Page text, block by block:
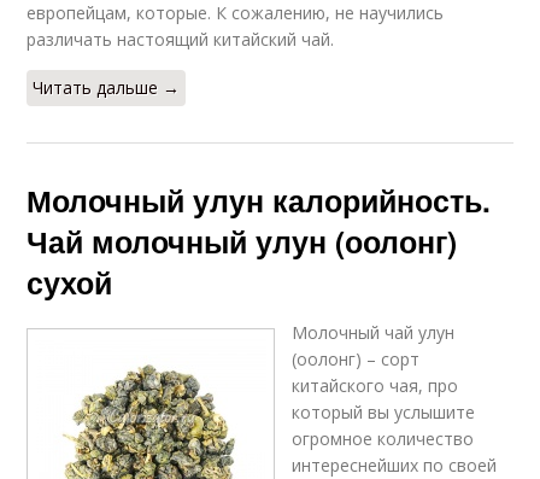
европейцам, которые. К сожалению, не научились
различать настоящий китайский чай.
Читать дальше →
Молочный улун калорийность.
Чай молочный улун (оолонг)
сухой
Молочный чай улун
(оолонг) – сорт
китайского чая, про
который вы услышите
огромное количество
интереснейших по своей